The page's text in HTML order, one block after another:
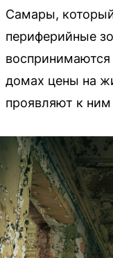
Самары,
периферийные
воспринимаются
домах цены на
проявляют к ним